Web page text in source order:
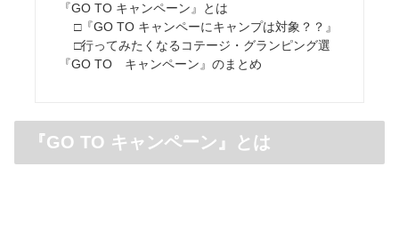
『GO TO キャンペーン』とは
□『GO TO キャンペーにキャンプは対象？？』
□行ってみたくなるコテージ・グランピング選
『GO TO キャンペーン』のまとめ
『GO TO キャンペーン』とは